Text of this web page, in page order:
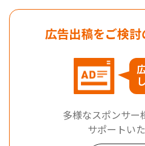
広告出稿をご検
多様なスポンサー
サポートいた